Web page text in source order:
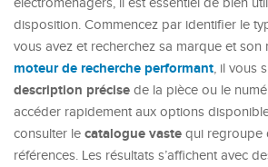
électroménagers, il est essentiel de bien
disposition. Commencez par identifier le
vous avez et recherchez sa marque et son
moteur de recherche performant, il vous
description précise de la pièce ou le
accéder rapidement aux options
consulter le catalogue vaste qui regroupe
références. Les résultats s’affichent avec